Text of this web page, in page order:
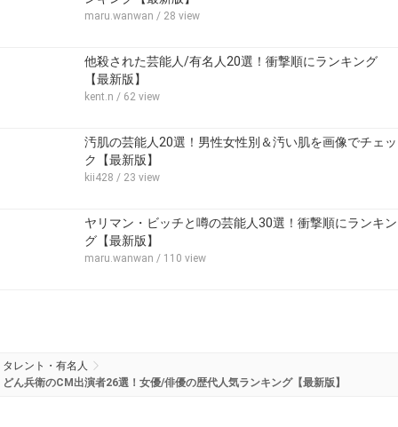
maru.wanwan / 28 view
他殺された芸能人/有名人20選！衝撃順にランキング
【最新版】
kent.n / 62 view
汚肌の芸能人20選！男性女性別＆汚い肌を画像でチェッ
ク【最新版】
kii428 / 23 view
ヤリマン・ビッチと噂の芸能人30選！衝撃順にランキン
グ【最新版】
maru.wanwan / 110 view
タレント・有名人
どん兵衛のCM出演者26選！女優/俳優の歴代人気ランキング【最新版】